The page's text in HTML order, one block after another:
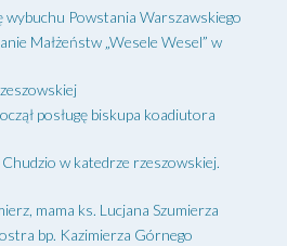
wybuchu Powstania Warszawskiego
Małżeństw „Wesele Wesel” w
posługę biskupa koadiutora
w katedrze rzeszowskiej.
mama ks. Lucjana Szumierza
bp. Kazimierza Górnego